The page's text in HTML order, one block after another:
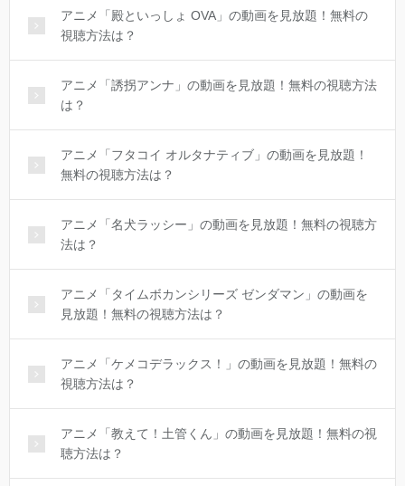
アニメ「殿といっしょ OVA」の動画を見放題！無料の
視聴方法は？
アニメ「誘拐アンナ」の動画を見放題！無料の視聴方法
は？
アニメ「フタコイ オルタナティブ」の動画を見放題！
無料の視聴方法は？
アニメ「名犬ラッシー」の動画を見放題！無料の視聴方
法は？
アニメ「タイムボカンシリーズ ゼンダマン」の動画を
見放題！無料の視聴方法は？
アニメ「ケメコデラックス！」の動画を見放題！無料の
視聴方法は？
アニメ「教えて！土管くん」の動画を見放題！無料の視
聴方法は？